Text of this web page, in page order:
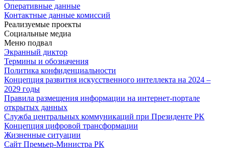
Оперативные данные
Контактные данные комиссий
Реализуемые проекты
Социальные медиа
Меню подвал
Экранный диктор
Термины и обозначения
Политика конфиденциальности
Концепция развития искусственного интеллекта на 2024 –
2029 годы
Правила размещения информации на интернет-портале
открытых данных
Служба центральных коммуникаций при Президенте РК
Концепция цифровой трансформации
Жизненные ситуации
Сайт Премьер-Министра РК